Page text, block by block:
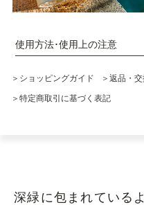
使用方法･使用上の注意
＞ショッピングガイド ＞返品・
＞特定商取引に基づく表記
深緑に包まれている